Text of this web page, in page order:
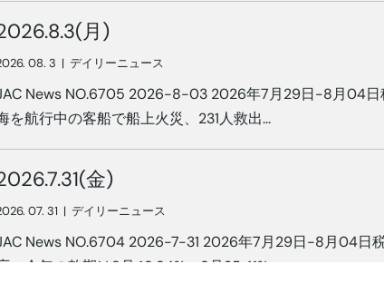
月)
08. 3 | デイリーニュース
News NO.6705 2026-8-03 2026年7月29日-8月04日
を航行中の客船で船上火災、231人救出...
金)
07. 31 | デイリーニュース
News NO.6704 2026-7-31 2026年7月29日-8月04日
：今年の乾期は8月48.84%、9月25.41%...